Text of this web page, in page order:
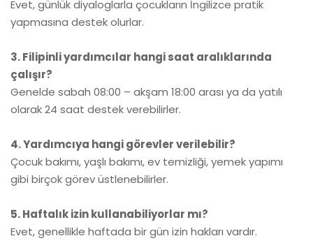
Evet, günlük diyaloglarla çocukların İngilizce pratik
yapmasına destek olurlar.
3. Filipinli yardımcılar hangi saat aralıklarında
çalışır?
Genelde sabah 08:00 – akşam 18:00 arası ya da yatılı
olarak 24 saat destek verebilirler.
4. Yardımcıya hangi görevler verilebilir?
Çocuk bakımı, yaşlı bakımı, ev temizliği, yemek yapımı
gibi birçok görev üstlenebilirler.
5. Haftalık izin kullanabiliyorlar mı?
Evet, genellikle haftada bir gün izin hakları vardır.